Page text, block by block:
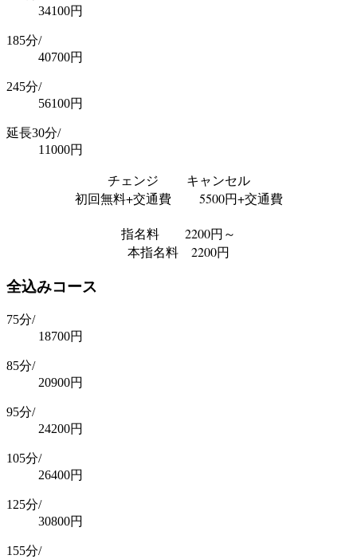
34100円
185分/
40700円
245分/
56100円
延長30分/
11000円
チェンジ キャンセル
初回無料+交通費 5500円+交通費
指名料 2200円～
本指名料 2200円
全込みコース
75分/
18700円
85分/
20900円
95分/
24200円
105分/
26400円
125分/
30800円
155分/